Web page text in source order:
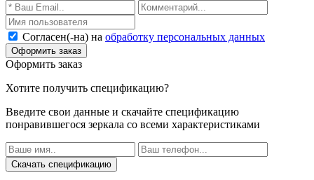
Согласен(-на) на обработку персональных данных
Оформить заказ
Оформить заказ
Хотите получить спецификацию?
Введите свои данные и скачайте спецификацию
понравившегося зеркала со всеми характеристиками
Скачать спецификацию